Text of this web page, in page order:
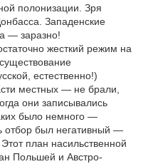
полонизации. Зря
Западенские
— заразно!
жесткий режим на
естественно!)
местных — не брали,
они записывались
было немного —
отбор был негативный —
план насильственной
Польшей и Австро-